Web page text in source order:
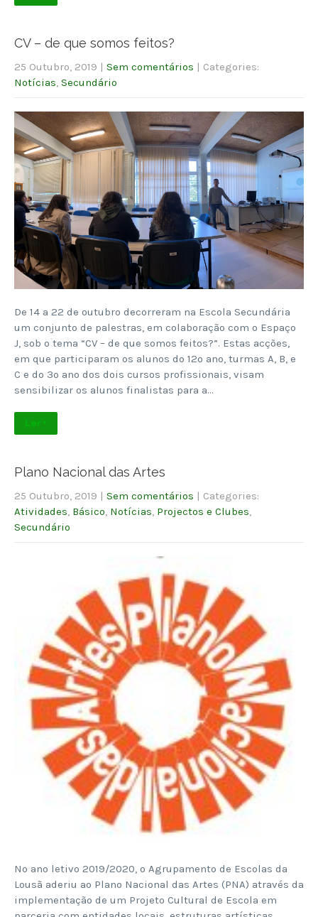
CV – de que somos feitos?
25 Outubro, 2019 | Sem comentários | Categories:
Notícias, Secundário
De 14 a 22 de outubro decorreram na Escola Secundária
um conjunto de palestras, em colaboração com o Espaço
J, sob o tema “CV – de que somos feitos?”. Estas acções,
em que participaram os alunos do 12º ano, turmas A, B, e
C e do 3º ano dos dois cursos profissionais, visam
sensibilizar os alunos finalistas para a…
Ler +
Plano Nacional das Artes
25 Outubro, 2019 | Sem comentários | Categories:
Atividades Básico Notícias Projectos e Clubes
Secundário
No ano letivo 2019/2020, o Agrupamento de Escolas da
Lousã aderiu ao Plano Nacional das Artes (PNA) através da
implementação de um Projeto Cultural de Escola em